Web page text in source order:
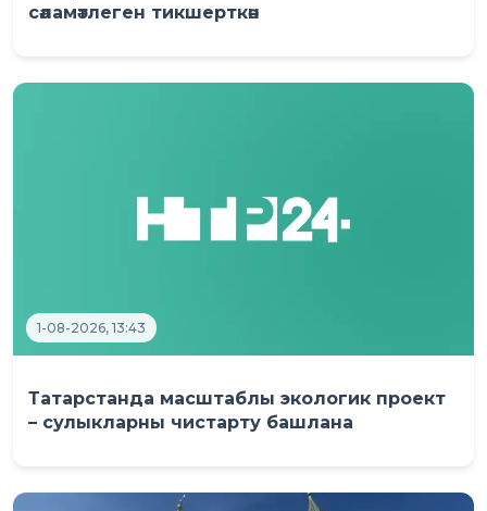
сәламәтлеген тикшерткән
1-08-2026, 13:43
Татарстанда масштаблы экологик проект
– сулыкларны чистарту башлана